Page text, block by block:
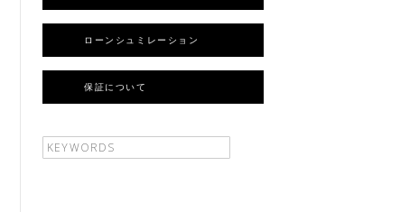
ローンシュミレーション
保証について